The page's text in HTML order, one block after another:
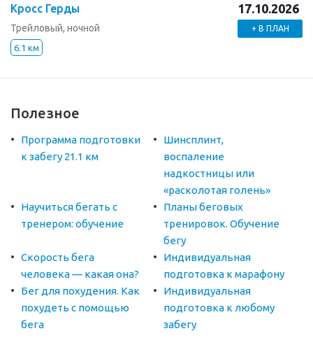
Кросс Герды
Трейловый, ночной
6.1 км
17.10.2026
+ В ПЛАН
Полезное
Программа подготовки
к забегу 21.1 км
Шинсплинт,
воспаление
надкостницы или
«расколотая голень»
Научиться бегать с
тренером: обучение
Планы беговых
тренировок. Обучение
бегу
Скорость бега
человека — какая она?
Индивидуальная
подготовка к марафону
Бег для похудения. Как
похудеть с помощью
бега
Индивидуальная
подготовка к любому
забегу